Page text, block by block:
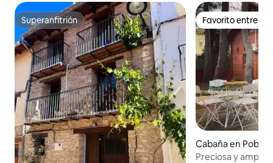
Superanfitrión
Superanfitrión Favorito entre
Favorito entre
Cabaña en Pobla
Preciosa y amplia